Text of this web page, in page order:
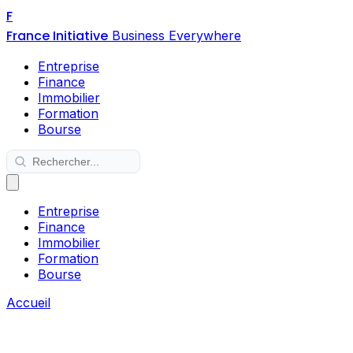
F
France Initiative Business Everywhere
Entreprise
Finance
Immobilier
Formation
Bourse
Entreprise
Finance
Immobilier
Formation
Bourse
Accueil